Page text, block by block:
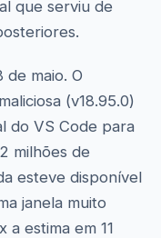
que serviu de
de maio. O
(v18.95.0)
do VS Code para
milhões de
esteve disponível
janela muito
estima em 11